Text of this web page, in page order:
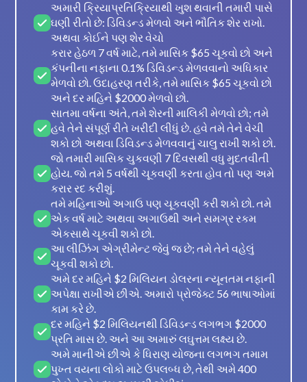
અમારી ક્રિયાપ્રતિક્રિયાથી ખુશ થવાની તમારી પાસે
ઘણી રીતો છે: ડિવિડન્ડ મેળવો અને ભૌતિક શેર રાખો.
અથવા કોઈને પણ શેર વેચો
કરાર હેઠળ 7 વર્ષ માટે, તમે માસિક $65 ચૂકવો છો અને
કંપનીના નફાના 0.1% ડિવિડન્ડ મેળવવાનો અધિકાર
મેળવો છો. ઉદાહરણ તરીકે, તમે માસિક $65 ચૂકવો છો
અને દર મહિને $2000 મેળવો છો.
સાતમા વર્ષના અંતે, તમે શેરની માલિકી મેળવો છો; તમે
હવે તેને સંપૂર્ણ રીતે ખરીદી લીધું છે. હવે તમે તેને વેચી
શકો છો અથવા ડિવિડન્ડ મેળવવાનું ચાલુ રાખી શકો છો.
જો તમારી માસિક ચુકવણી 7 દિવસથી વધુ મુદતવીતી
હોય. જો તમે 5 વર્ષથી ચૂકવણી કરતા હોવ તો પણ અમે
કરાર રદ કરીશું.
તમે મહિનાઓ અગાઉ પણ ચૂકવણી કરી શકો છો. તમે
એક વર્ષ માટે અથવા અગાઉથી અને સમગ્ર રકમ
એકસાથે ચૂકવી શકો છો.
આ લીઝિંગ એગ્રીમેન્ટ જેવું જ છે; તમે તેને વહેલું
ચૂકવી શકો છો.
અમે દર મહિને $2 મિલિયન ડોલરના ન્યૂનતમ નફાની
અપેક્ષા રાખીએ છીએ. અમારો પ્રોજેક્ટ 56 ભાષાઓમાં
કામ કરે છે.
દર મહિને $2 મિલિયનથી ડિવિડન્ડ લગભગ $2000
પ્રતિ માસ છે. અને આ અમારું લઘુત્તમ લક્ષ્ય છે.
અમે માનીએ છીએ કે ધિરાણ યોજના લગભગ તમામ
પુખ્ત વયના લોકો માટે ઉપલબ્ધ છે, તેથી અમે 400